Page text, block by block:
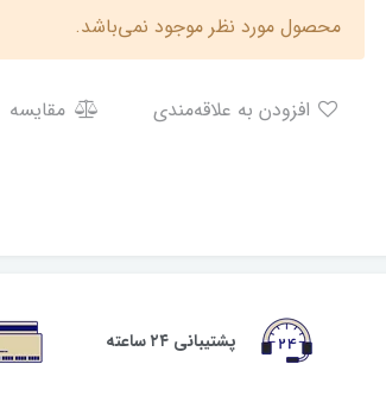
محصول مورد نظر موجود نمی‌باشد.
مقایسه
پشتیبانی ۲۴ ساعته